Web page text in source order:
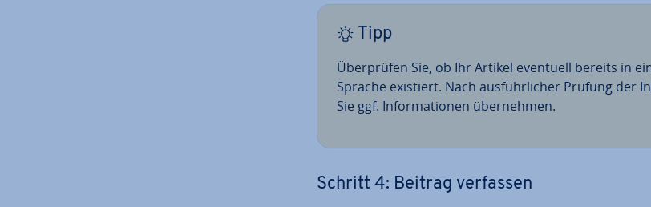
Tipp
Über­prü­fen Sie, ob Ihr Artikel eventuell bereits in
Sprache existiert. Nach aus­führ­li­cher Prüfung der
Sie ggf. In­for­ma­tio­nen über­neh­men.
Schritt 4: Beitrag verfassen